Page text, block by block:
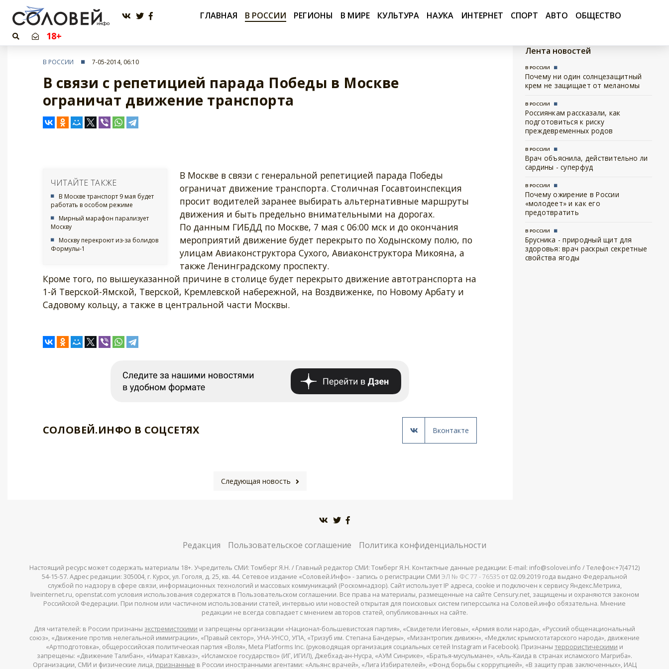
ГЛАВНАЯ В РОССИИ РЕГИОНЫ В МИРЕ КУЛЬТУРА НАУКА ИНТЕРНЕТ СПОРТ АВТО ОБЩЕСТВО
18+
В РОССИИ 7-05-2014, 06:10
В связи с репетицией парада Победы в Москве
ограничат движение транспорта
ЧИТАЙТЕ ТАКЖЕ
В Москве транспорт 9 мая будет
работать в особом режиме
Мирный марафон парализует
Москву
Москву перекроют из-за болидов
Формулы-1
В Москве в связи с генеральной репетицией парада Победы
ограничат движение транспорта. Столичная Госавтоинспекция
просит водителей заранее выбирать альтернативные маршруты
движения и быть предельно внимательными на дорогах.
По данным ГИБДД по Москве, 7 мая с 06:00 мск и до окончания
мероприятий движение будет перекрыто по Ходынскому полю, по
улицам Авиаконструктора Сухого, Авиаконструктора Микояна, а
также Ленинградскому проспекту.
Кроме того, по вышеуказанной причине в столице будет перекрыто движение автотранспорта на
1-й Тверской-Ямской, Тверской, Кремлевской набережной, на Воздвиженке, по Новому Арбату и
Садовому кольцу, а также в центральной части Москвы.
СОЛОВЕЙ.ИНФО В СОЦСЕТЯХ Вконтакте
Следующая новость
Лента новостей
В РОССИИ
Почему ни один солнцезащитный
крем не защищает от меланомы
В РОССИИ
Россиянкам рассказали, как
подготовиться к риску
преждевременных родов
В РОССИИ
Врач объяснила, действительно ли
сардины - суперфуд
В РОССИИ
Почему ожирение в России
«молодеет» и как его
предотвратить
В РОССИИ
Брусника - природный щит для
здоровья: врач раскрыл секретные
свойства ягоды
Редакция Пользовательское соглашение Политика конфиденциальности
Настоящий ресурс может содержать материалы 18+. Учредитель СМИ: Томберг Я.Н. / Главный редактор СМИ: Томберг Я.Н. Контактные данные редакции: E-mail: info@solovei.info / Телефон:+7(4712)
54-15-57. Адрес редакции: 305004, г. Курск, ул. Гоголя, д. 25, кв. 44. Сетевое издание «Соловей.Инфо» - запись о регистрации СМИ ЭЛ № ФС 77 - 76535 от 02.09.2019 года выдано Федеральной
службой по надзору в сфере связи, информационных технологий и массовых коммуникаций (Роскомнадзор). Сайт использует IP адреса, cookie и подключен к сервису Яндекс.Метрика,
liveinternet.ru, openstat.com условия использования содержатся в Пользовательском соглашении. Все права на материалы, размещенные на сайте Censury.net, защищены и охраняются законом
Российской Федерации. При полном или частичном использовании статей, интервью или новостей открытая для поисковых систем гиперссылка на Соловей.инфо обязательна. Мнение
редакции не всегда совпадает с мнением авторов статей, опубликованных на сайте.
Для читателей: в России признаны экстремистскими и запрещены организации «Национал-большевистская партия», «Свидетели Иеговы», «Армия воли народа», «Русский общенациональный
союз», «Движение против нелегальной иммиграции», «Правый сектор», УНА-УНСО, УПА, «Тризуб им. Степана Бандеры», «Мизантропик дивижн», «Меджлис крымскотатарского народа», движение
«Артподготовка», общероссийская политическая партия «Воля», Meta Platforms Inc. (руководящая организация социальных сетей Instagram и Facebook). Признаны террористическими и
запрещены: «Движение Талибан», «Имарат Кавказ», «Исламское государство» (ИГ, ИГИЛ), Джебхад-ан-Нусра, «АУМ Синрике», «Братья-мусульмане», «Аль-Каида в странах исламского Магриба».
Организации, СМИ и физические лица, признанные в России иностранными агентами: «Альянс врачей», «Лига Избирателей», «Фонд борьбы с коррупцией», «В защиту прав заключенных», ИАЦ